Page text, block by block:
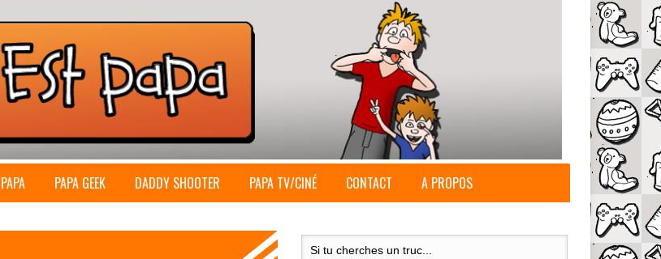
PAPA GEEK DADDY SHOOTER PAPA TV/CINÉ CONTACT A PROPOS